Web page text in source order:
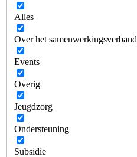
Alles
Over het samenwerkingsverband
Events
Overig
Jeugdzorg
Ondersteuning
Subsidie